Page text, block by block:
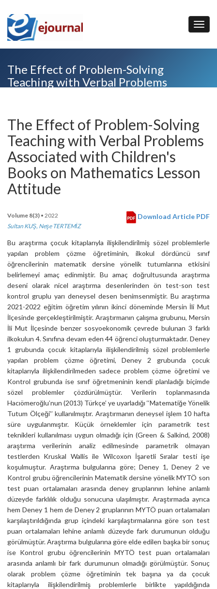
The Effect of Problem-Solving
Teaching with Verbal Problems
The Effect of Problem-Solving
Teaching with Verbal Problems
Associated with Children's
Books on Mathematics Lesson
Attitude
Download Article PDF
Volume 8(3) • 2022
Sultan KUŞ, Neşe TERTEMİZ
Bu araştırma çocuk kitaplarıyla ilişkilendirilmiş sözel problemlerle
yapılan problem çözme öğretiminin, ilkokul dördüncü sınıf
öğrencilerinin matematik dersine yönelik tutumlarına etkisini
belirlemeyi amaç edinmiştir. Bu amaç doğrultusunda araştırma
deseni olarak nicel araştırma desenlerinden ön test-son test
kontrol gruplu yarı deneysel desen benimsenmiştir. Bu araştırma
2021-2022 eğitim öğretim yılının ikinci döneminde Mersin İli Mut
İlçesinde gerçekleştirilmiştir. Araştırmanın çalışma grubunu, Mersin
İli Mut İlçesinde benzer sosyoekonomik çevrede bulunan 3 farklı
ilkokulun 4. Sınıfına devam eden 44 öğrenci oluşturmaktadır. Deney
1 grubunda çocuk kitaplarıyla ilişkilendirilmiş sözel problemlerle
yapılan problem çözme öğretimi, Deney 2 grubunda çocuk
kitaplarıyla ilişkilendirilmeden sadece problem çözme öğretimi ve
Kontrol grubunda ise sınıf öğretmeninin kendi planladığı biçimde
sözel problemler çözdürülmüştür. Verilerin toplanmasında
Hacıömeroğlu’nun (2013) Türkçe’ ye uyarladığı ‘‘Matematiğe Yönelik
Tutum Ölçeği’’ kullanılmıştır. Araştırmanın deneysel işlem 10 hafta
süre uygulanmıştır. Küçük örneklemler için parametrik test
teknikleri kullanılması uygun olmadığı için (Green & Salkind, 2008)
araştırma verilerinin analiz edilmesinde parametrik olmayan
testlerden Kruskal Wallis ile Wilcoxon İşaretli Sıralar testi işe
koşulmuştur. Araştırma bulgularına göre; Deney 1, Deney 2 ve
Kontrol grubu öğrencilerinin Matematik dersine yönelik MYTÖ son
test puan ortalamaları arasında deney gruplarının lehine anlamlı
düzeyde farklılık olduğu sonucuna ulaşılmıştır. Araştırmada ayrıca
hem Deney 1 hem de Deney 2 gruplarının MYTÖ puan ortalamaları
karşılaştırıldığında grup içindeki karşılaştırmalarına göre son test
puan ortalamaları lehine anlamlı düzeyde fark durumunun olduğu
görülmüştür. Araştırma bulgularına göre elde edilen başka bir sonuç
ise Kontrol grubu öğrencilerinin MYTÖ test puan ortalamaları
arasında anlamlı bir fark durumunun olmadığı görülmüştür. Sonuç
olarak problem çözme öğretiminin tek başına ya da çocuk
kitaplarıyla ilişkilendirilmiş problemlerle birlikte yapıldığında